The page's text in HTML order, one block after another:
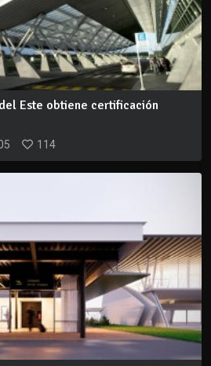
Este obtiene certificación
114